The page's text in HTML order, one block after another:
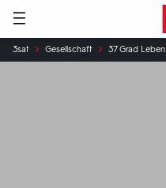
Hauptnavigation
Sie
sind
3sat Gesellschaft 37 Grad Leben